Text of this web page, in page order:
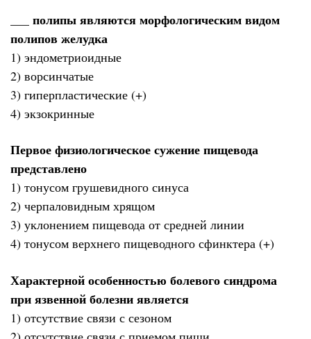
___ полипы являются морфологическим видом
полипов желудка
1) эндометриоидные
2) ворсинчатые
3) гиперпластические (+)
4) экзокринные
Первое физиологическое сужение пищевода
представлено
1) тонусом грушевидного синуса
2) черпаловидным хрящом
3) уклонением пищевода от средней линии
4) тонусом верхнего пищеводного сфинктера (+)
Характерной особенностью болевого синдрома
при язвенной болезни является
1) отсутствие связи с сезоном